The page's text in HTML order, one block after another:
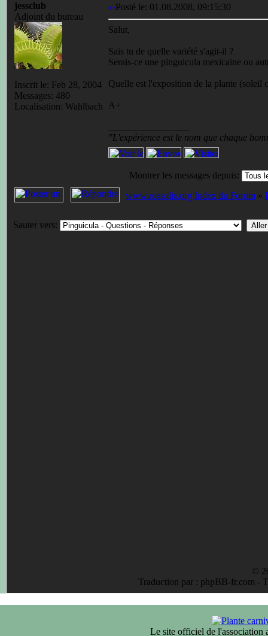
jessclub
Adjoint du bureau
Inscrit le: Feb 28, 2004
Messages: 480
Localisation: Wahlbach
Posté le: 01.08.2008, 09:15:30
Salut,
Sais tu de quelle variété s'agit-il ?
Serais-ce une pinguicula mexicaine ou
Quelle est l'exposition de la plante (soleil
A+
"L'expérience est le nom que chaque
Montrer les messages depuis:
www.rossolis.org Index du Forum »
Sauter vers:
©
Traduction par : phpBB-fr.com -
Le site officiel de l'association